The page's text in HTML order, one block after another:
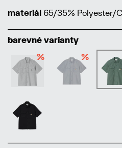
materiál 65/35% Polyester/
barevné varianty
%
%